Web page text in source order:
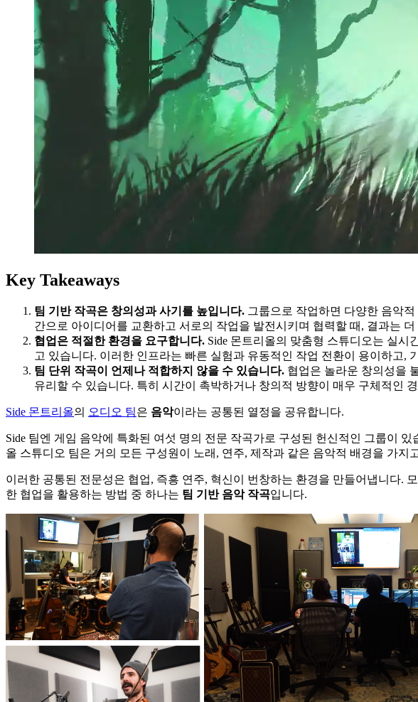
Key Takeaways
팀 기반 작곡은 창의성과 사기를 높입니다. 그룹으로 작업하면 다양한 음악
간으로 아이디어를 교환하고 서로의 작업을 발전시키며 협력할 때, 결과는
협업은 적절한 환경을 요구합니다. Side 몬트리올의 맞춤형 스튜디오는 실시
고 있습니다. 이러한 인프라는 빠른 실험과 유동적인 작업 전환이 용이하고,
팀 단위 작곡이 언제나 적합하지 않을 수 있습니다. 협업은 놀라운 창의성을
유리할 수 있습니다. 특히 시간이 촉박하거나 창의적 방향이 매우 구체적인
Side 몬트리올의 오디오 팀은 음악이라는 공통된 열정을 공유합니다.
Side 팀엔 게임 음악에 특화된 여섯 명의 전문 작곡가로 구성된 헌신적인 그룹이
올 스튜디오 팀은 거의 모든 구성원이 노래, 연주, 제작과 같은 음악적 배경을 가지
이러한 공통된 전문성은 협업, 즉흥 연주, 혁신이 번창하는 환경을 만들어냅니다.
한 협업을 활용하는 방법 중 하나는 팀 기반 음악 작곡입니다.